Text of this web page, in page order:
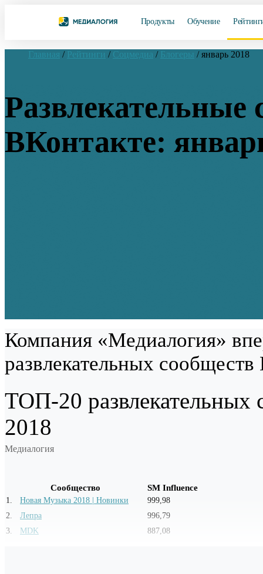
Продукты Обучение
Главная / Рейтинги / Соцмедиа / Блогеры / январь 2018
Развлекательные
ВКонтакте:
Компания «Медиалогия»
развлекательных сообществ
ТОП-20 развлекательных
2018
Медиалогия
Сообщество SM Influence
1 Новая Музыка 2018 | Новинки
999,98
2
Лепра
996,79
3
MDK 887,08